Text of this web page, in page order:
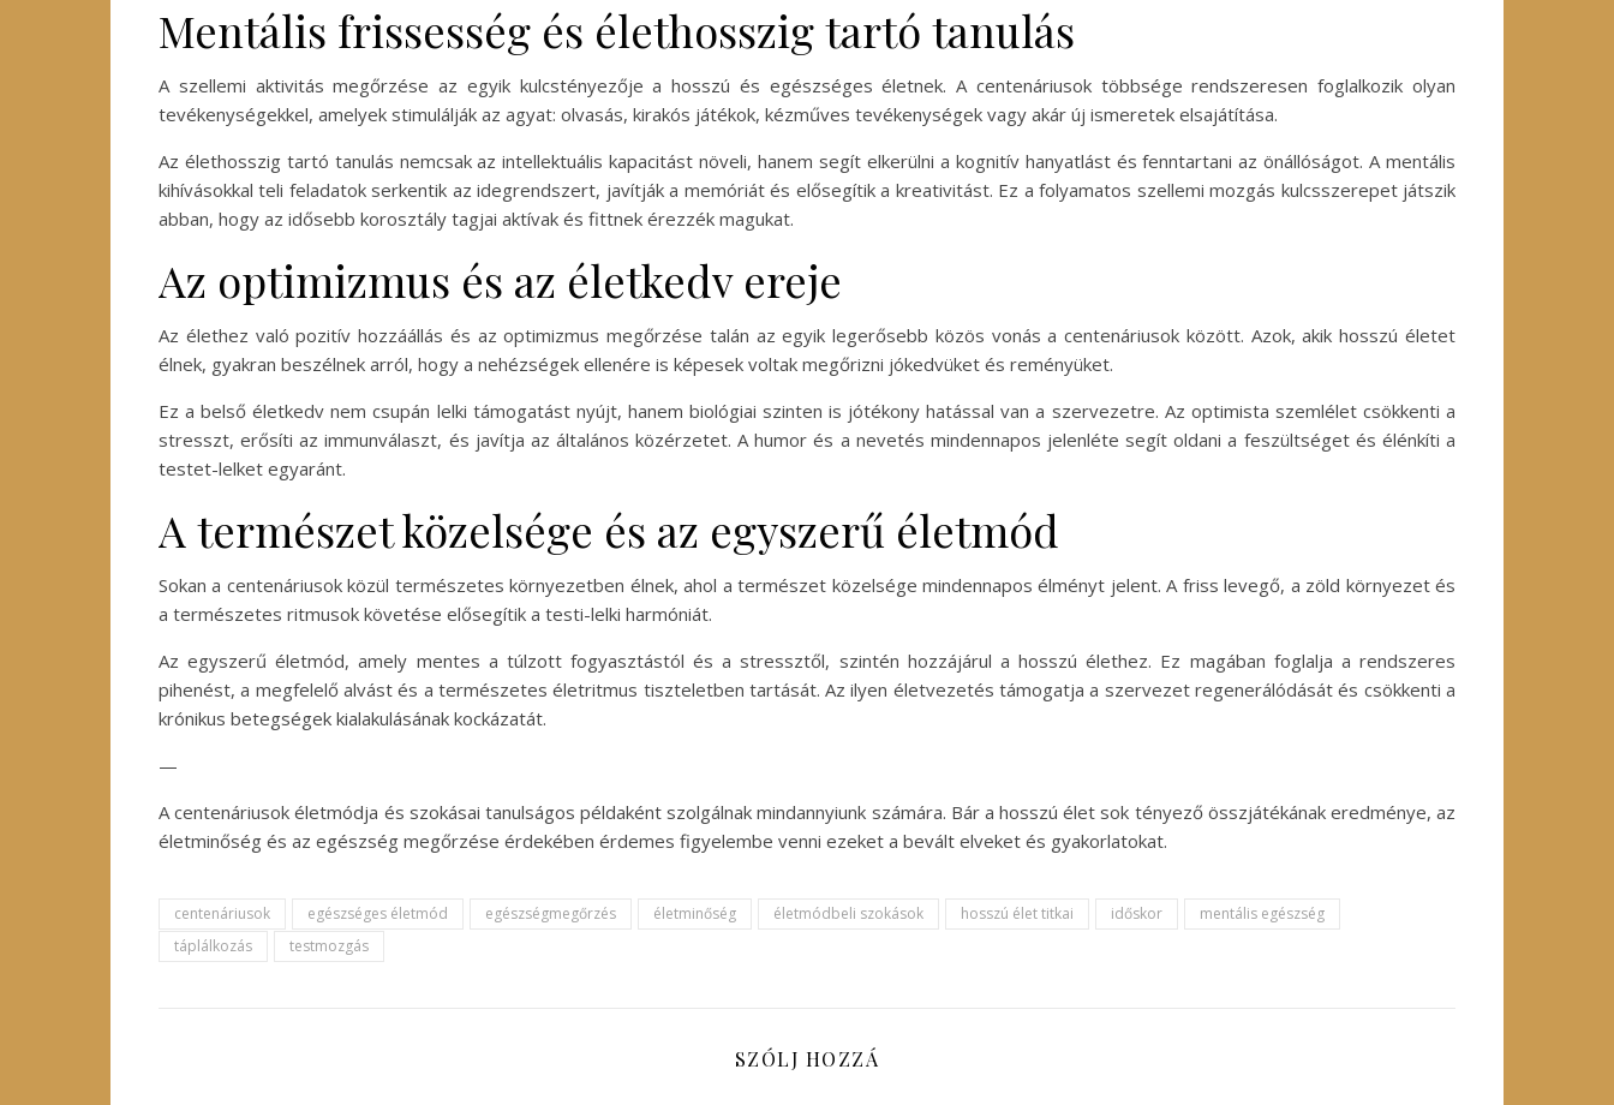
Mentális frissesség és élethosszig tartó tanulás
A szellemi aktivitás megőrzése az egyik kulcstényezője a hosszú és egészséges életnek. A centenáriusok többsége rendszeresen foglalkozik olyan
tevékenységekkel, amelyek stimulálják az agyat: olvasás, kirakós játékok, kézműves tevékenységek vagy akár új ismeretek elsajátítása.
Az élethosszig tartó tanulás nemcsak az intellektuális kapacitást növeli, hanem segít elkerülni a kognitív hanyatlást és fenntartani az önállóságot. A mentális
kihívásokkal teli feladatok serkentik az idegrendszert, javítják a memóriát és elősegítik a kreativitást. Ez a folyamatos szellemi mozgás kulcsszerepet játszik
abban, hogy az idősebb korosztály tagjai aktívak és fittnek érezzék magukat.
Az optimizmus és az életkedv ereje
Az élethez való pozitív hozzáállás és az optimizmus megőrzése talán az egyik legerősebb közös vonás a centenáriusok között. Azok, akik hosszú életet
élnek, gyakran beszélnek arról, hogy a nehézségek ellenére is képesek voltak megőrizni jókedvüket és reményüket.
Ez a belső életkedv nem csupán lelki támogatást nyújt, hanem biológiai szinten is jótékony hatással van a szervezetre. Az optimista szemlélet csökkenti a
stresszt, erősíti az immunválaszt, és javítja az általános közérzetet. A humor és a nevetés mindennapos jelenléte segít oldani a feszültséget és élénkíti a
testet-lelket egyaránt.
A természet közelsége és az egyszerű életmód
Sokan a centenáriusok közül természetes környezetben élnek, ahol a természet közelsége mindennapos élményt jelent. A friss levegő, a zöld környezet és
a természetes ritmusok követése elősegítik a testi-lelki harmóniát.
Az egyszerű életmód, amely mentes a túlzott fogyasztástól és a stressztől, szintén hozzájárul a hosszú élethez. Ez magában foglalja a rendszeres
pihenést, a megfelelő alvást és a természetes életritmus tiszteletben tartását. Az ilyen életvezetés támogatja a szervezet regenerálódását és csökkenti a
krónikus betegségek kialakulásának kockázatát.
—
A centenáriusok életmódja és szokásai tanulságos példaként szolgálnak mindannyiunk számára. Bár a hosszú élet sok tényező összjátékának eredménye, az
életminőség és az egészség megőrzése érdekében érdemes figyelembe venni ezeket a bevált elveket és gyakorlatokat.
centenáriusok egészséges életmód egészségmegőrzés életminőség életmódbeli szokások hosszú élet titkai időskor
mentális egészség
táplálkozás
testmozgás
SZÓLJ HOZZÁ